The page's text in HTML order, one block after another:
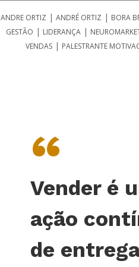
ANDRE ORTIZ | ANDRÉ ORTIZ | BORA
GESTÃO | LIDERANÇA |
VENDAS | PALESTRANTE
“
Vender é
ação
de